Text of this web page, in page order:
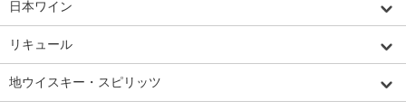
日本ワイン
リキュール
地ウイスキー・スピリッツ